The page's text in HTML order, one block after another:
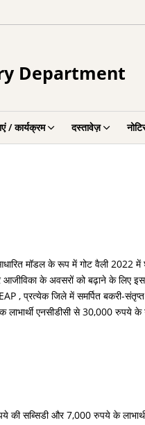
Department
/ कार्यक्रम दस्तावेज़
मॉडल के रूप में गोट वैली 2022
के अवसरों को बढ़ाने के लिए
, प्रत्येक जिले में समर्पित
लाभार्थी एनसीडीसी से
सब्सिडी और 7,000 रुपये के